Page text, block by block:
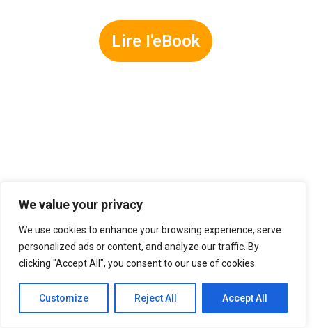
We value your privacy
We use cookies to enhance your browsing experience, serve
personalized ads or content, and analyze our traffic. By
clicking "Accept All", you consent to our use of cookies.
Customize Reject All Accept All
Lire I'eBook